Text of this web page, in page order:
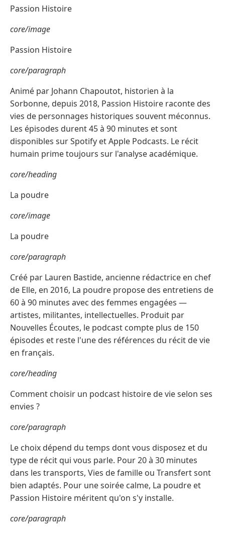
Passion Histoire
core/image
Passion Histoire
core/paragraph
Animé par Johann Chapoutot, historien à la
Sorbonne, depuis 2018, Passion Histoire raconte des
vies de personnages historiques souvent méconnus.
Les épisodes durent 45 à 90 minutes et sont
disponibles sur Spotify et Apple Podcasts. Le récit
humain prime toujours sur l'analyse académique.
core/heading
La poudre
core/image
La poudre
core/paragraph
Créé par Lauren Bastide, ancienne rédactrice en chef
de Elle, en 2016, La poudre propose des entretiens de
60 à 90 minutes avec des femmes engagées —
artistes, militantes, intellectuelles. Produit par
Nouvelles Écoutes, le podcast compte plus de 150
épisodes et reste l'une des références du récit de vie
en français.
core/heading
Comment choisir un podcast histoire de vie selon ses
envies ?
core/paragraph
Le choix dépend du temps dont vous disposez et du
type de récit qui vous parle. Pour 20 à 30 minutes
dans les transports, Vies de famille ou Transfert sont
bien adaptés. Pour une soirée calme, La poudre et
Passion Histoire méritent qu'on s'y installe.
core/paragraph